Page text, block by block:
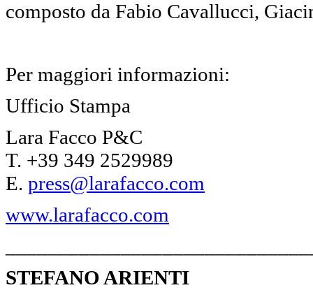
composto da Fabio Cavallucci,
Per maggiori informazioni:
Ufficio Stampa
Lara Facco P&C
T. +39 349 2529989
E. press@larafacco.com
www.larafacco.com
STEFANO ARIENTI